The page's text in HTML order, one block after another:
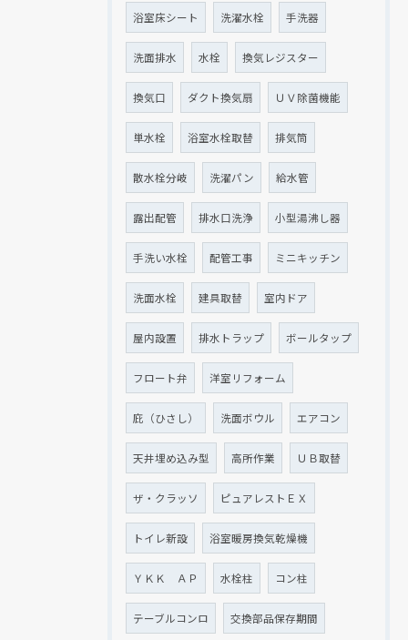
浴室床シート 洗濯水栓 手洗器
洗面排水 水栓 換気レジスター
換気口 ダクト換気扇 ＵＶ除菌機能
単水栓 浴室水栓取替 排気筒
散水栓分岐 洗濯パン 給水管
露出配管 排水口洗浄 小型湯沸し器
手洗い水栓 配管工事 ミニキッチン
洗面水栓 建具取替 室内ドア
屋内設置 排水トラップ ボールタップ
フロート弁 洋室リフォーム
庇（ひさし） 洗面ボウル エアコン
天井埋め込み型 高所作業 ＵＢ取替
ザ・クラッソ ピュアレストＥＸ
トイレ新設 浴室暖房換気乾燥機
ＹＫＫ ＡＰ 水栓柱 コン柱
テーブルコンロ 交換部品保存期間